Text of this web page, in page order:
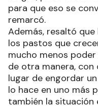
para que eso se
remarcó.
Además, resaltó
los pastos que
mucho menos
de otra manera, con
lugar de engordar
lo hace en uno más
también la situación